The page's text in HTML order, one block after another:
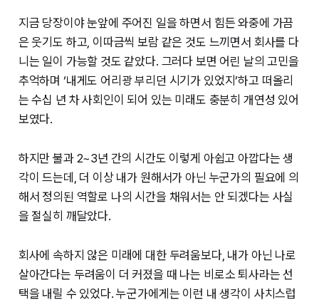
지금 당장이야 눈앞에 주어진 일을 하면서 힘든 와중에 가끔
은 웃기도 하고, 이따금씩 보람 같은 것도 느끼면서 회사를 다
니는 일이 가능할 것도 같았다. 그러다 보면 어린 날의 고민을
추억하며 ‘내게도 어리광 부리던 시기가 있었지’하고 떠올리
는 수십 년 차 사회인이 되어 있는 미래도 충분히 개연성 있어
보였다.
하지만 불과 2~3년 간의 시간도 이렇게 아쉽고 아깝다는 생
각이 드는데, 더 이상 내가 원해서가 아닌 누군가의 필요에 의
해서 정의된 역할로 나의 시간을 채워서는 안 되겠다는 사실
을 절실히 깨달았다.
회사에 속하지 않은 미래에 대한 두려움보다, 내가 아닌 나로
살아간다는 두려움이 더 커졌을 때 나는 비로소 퇴사라는 선
택을 내릴 수 있었다. 누군가에게는 이런 내 생각이 사치스럽